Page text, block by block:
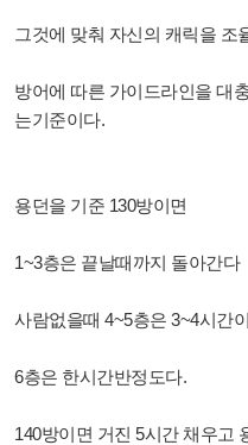
그것에 맞춰 자신의 캐릭을 조
방어에 따른 가이드라인을 대
는기준이다.
용던을 기준 130방이면
1~3층은 끝날때까지 돌아간다
사람없을때 4~5층은 3~4시간
6층은 한시간반정도다.
140방이면 거진 5시간 채우고